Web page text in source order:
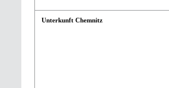
Unterkunft Chemnitz